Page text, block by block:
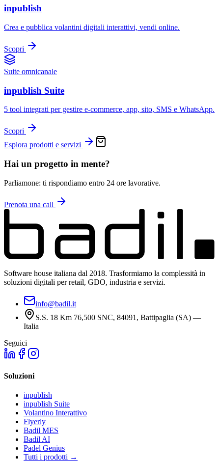
inpublish
Crea e pubblica volantini digitali interattivi, vendi online.
Scopri
Suite omnicanale
inpublish Suite
5 tool integrati per gestire e-commerce, app, sito, SMS e WhatsApp.
Scopri
Esplora prodotti e servizi
Hai un progetto in mente?
Parliamone: ti rispondiamo entro 24 ore lavorative.
Prenota una call
Software house italiana dal 2018. Trasformiamo la complessità in
soluzioni digitali per retail, GDO, industria e servizi.
info@badil.it
S.S. 18 Km 76,500 SNC, 84091, Battipaglia (SA) —
Italia
Seguici
Soluzioni
inpublish
inpublish Suite
Volantino Interattivo
Flyerly
Badil MES
Badil AI
Padel Genius
Tutti i prodotti →